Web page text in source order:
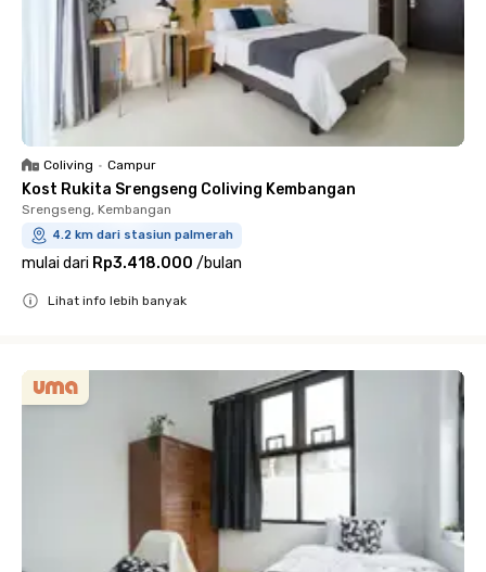
Coliving • Campur
Kost Rukita Srengseng Coliving Kembangan
Srengseng, Kembangan
4.2 km dari stasiun palmerah
mulai dari Rp3.418.000 /bulan
Lihat info lebih banyak